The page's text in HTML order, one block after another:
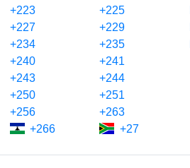
+223
+225
+227
+229
+234
+235
+240
+241
+243
+244
+250
+251
+256
+263
+266 +27